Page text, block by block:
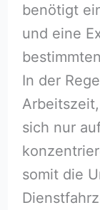
benötigt
und eine
In der
sich nur
somit die